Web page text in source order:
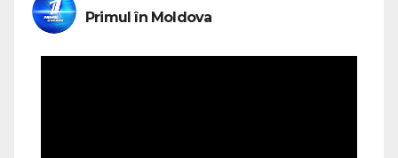
Primul în Moldova